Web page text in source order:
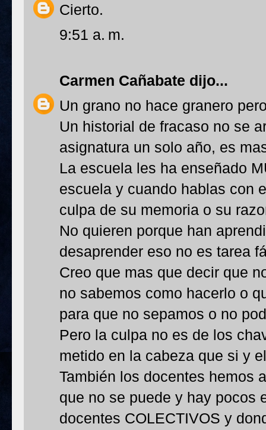
Cierto.
9:51 a. m.
Carmen Cañabate dijo...
Un grano no hace granero
Un historial de fracaso no se
asignatura un solo año, es
La escuela les ha enseñado
escuela y cuando hablas con
culpa de su memoria o su
No quieren porque han
desaprender eso no es tarea
Creo que mas que decir que
no sabemos como hacerlo o
para que no sepamos o no
Pero la culpa no es de los
metido en la cabeza que si y
También los docentes hemos
que no se puede y hay pocos
docentes COLECTIVOS y